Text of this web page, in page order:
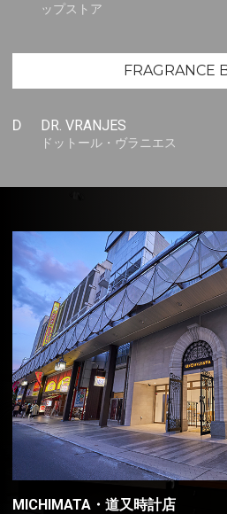
ップストア
FRAGRANCE
D DR. VRANJES
ドットール・ヴラニエス
MICHIMATA・道又時計店